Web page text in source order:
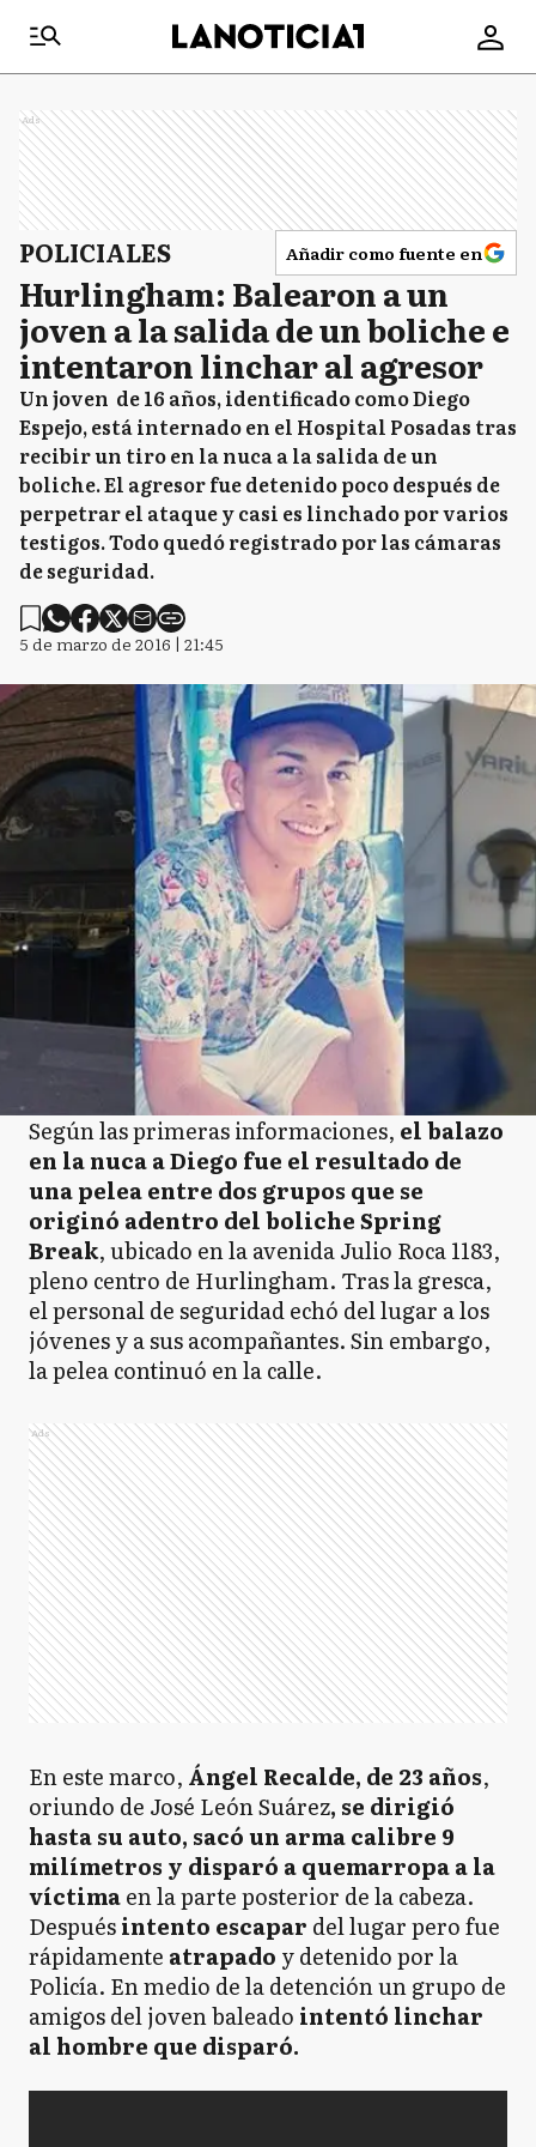
Ads
POLICIALES Añadir como fuente en
Hurlingham: Balearon a un
joven a la salida de un boliche e
intentaron linchar al agresor
Un joven de 16 años, identificado como Diego
Espejo, está internado en el Hospital Posadas tras
recibir un tiro en la nuca a la salida de un
boliche. El agresor fue detenido poco después de
perpetrar el ataque y casi es linchado por varios
testigos. Todo quedó registrado por las cámaras
de seguridad.
5 de marzo de 2016 | 21:45
Según las primeras informaciones, el balazo
en la nuca a Diego fue el resultado de
una pelea entre dos grupos que se
originó adentro del boliche Spring
Break, ubicado en la avenida Julio Roca 1183,
pleno centro de Hurlingham. Tras la gresca,
el personal de seguridad echó del lugar a los
jóvenes y a sus acompañantes. Sin embargo,
la pelea continuó en la calle.
Ads
En este marco, Ángel Recalde, de 23 años,
oriundo de José León Suárez, se dirigió
hasta su auto, sacó un arma calibre 9
milímetros y disparó a quemarropa a la
víctimaen la parte posterior de la cabeza.
Despuésintento escapar del lugar pero fue
rápidamente atrapado y detenido por la
Policía. En medio de la detención un grupo de
amigos del joven baleado intentó linchar
al hombre que disparó.